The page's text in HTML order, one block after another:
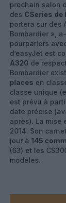
prochain salon
des CSeries de
portera sur des
Bombardier »,
pourparlers
d’easyJet est
A320 de
Bombardier
places en
classe unique
est prévu à
date précise
après). La mise
2014. Son
jour à 145
(63) et les
modèles.